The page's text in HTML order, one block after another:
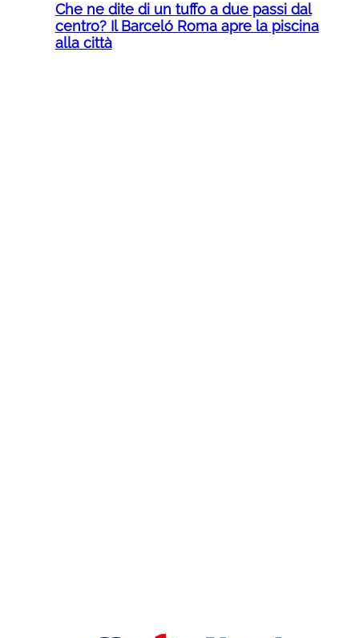
Che ne dite di un tuffo a due passi dal
centro? Il Barceló Roma apre la piscina
alla città